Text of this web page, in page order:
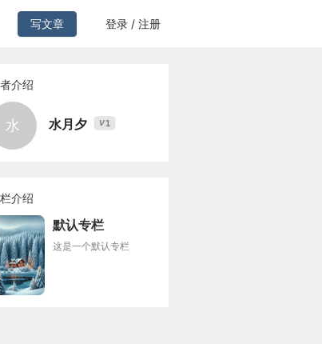
写文章 登录 / 注册
介绍
水 水月夕 V1
介绍
默认专栏
这是一个默认专栏